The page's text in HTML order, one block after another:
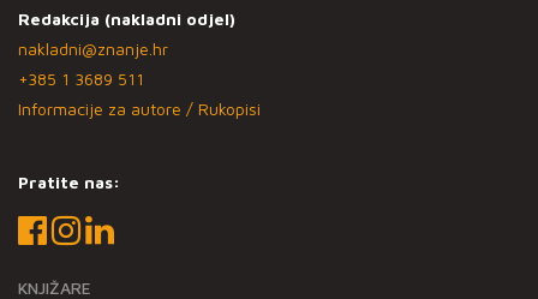
Redakcija (nakladni odjel)
nakladni@znanje.hr
+385 1 3689 511
Informacije za autore / Rukopisi
Pratite nas:
KNJIŽARE